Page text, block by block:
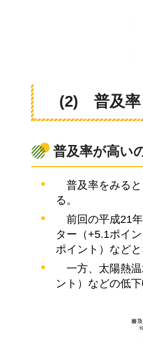
(2) 普及率
普及率が高い
普及率をみる
る。
前回の平成21
ター（+5.1ポイ
ポイント）などと
一方、太陽熱
ント）などの低